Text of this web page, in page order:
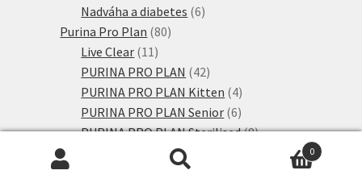
produktů
Nadváha a diabetes 66
Purina Pro Plan 8080
Live Clear 11 11
produktů
PURINA PRO PLAN 4242
produktů
PURINA PRO PLAN Kitten 44
produkty
PURINA PRO PLAN Senior 66
produktů
PURINA PRO PLAN Sterilised 88
produktů
77
produktů
Purizon Adult
0